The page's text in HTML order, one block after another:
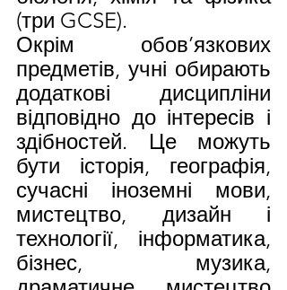
(три GCSE).
Окрім обов’язкових
предметів, учні обирають
додаткові дисципліни
відповідно до інтересів і
здібностей. Це можуть
бути історія, географія,
сучасні іноземні мови,
мистецтво, дизайн і
технології, інформатика,
бізнес, музика,